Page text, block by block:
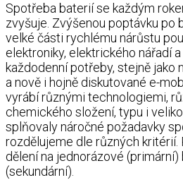
Spotřeba baterií se každým
zvyšuje. Zvýšenou poptávku po
velké části rychlému nárůstu
elektroniky, elektrického nářadí
každodenní potřeby, stejně jako
a nově i hojně diskutované e-
vyrábí různými technologiemi,
chemického složení, typu i
splňovaly náročné požadavky
rozdělujeme dle různých kritérií.
dělení na jednorázové
(sekundární).